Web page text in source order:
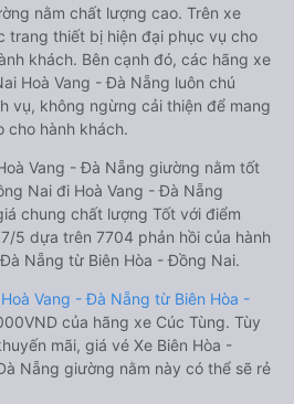
nằm chất lượng cao. Trên xe
trang thiết bị hiện đại phục vụ cho
khách. Bên cạnh đó, các hãng xe
Hoà Vang - Đà Nẵng luôn chú
vụ, không ngừng cải thiện để mang
cho hành khách.
Vang - Đà Nẵng giường nằm tốt
Nai đi Hoà Vang - Đà Nẵng
chung chất lượng Tốt với điểm
5 dựa trên 7704 phản hồi của hành
Nẵng từ Biên Hòa - Đồng Nai.
Vang - Đà Nẵng từ Biên Hòa -
của hãng xe Cúc Tùng. Tùy
mãi, giá vé Xe Biên Hòa -
Nẵng giường nằm này có thể sẽ rẻ